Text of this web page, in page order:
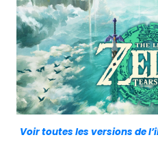
Voir toutes les versions de